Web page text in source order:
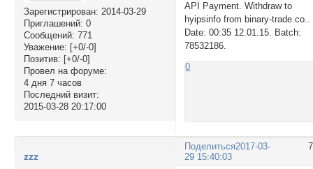
Зарегистрирован: 2014-03-29
Приглашений: 0
Сообщений: 771
Уважение: [+0/-0]
Позитив: [+0/-0]
Провел на форуме:
4 дня 7 часов
Последний визит:
2015-03-28 20:17:00
API Payment. Withdraw to
hyipsinfo from binary-trade.co..
Date: 00:35 12.01.15. Batch:
78532186.
0
Поделиться2017-03-
29 15:40:03
zzz